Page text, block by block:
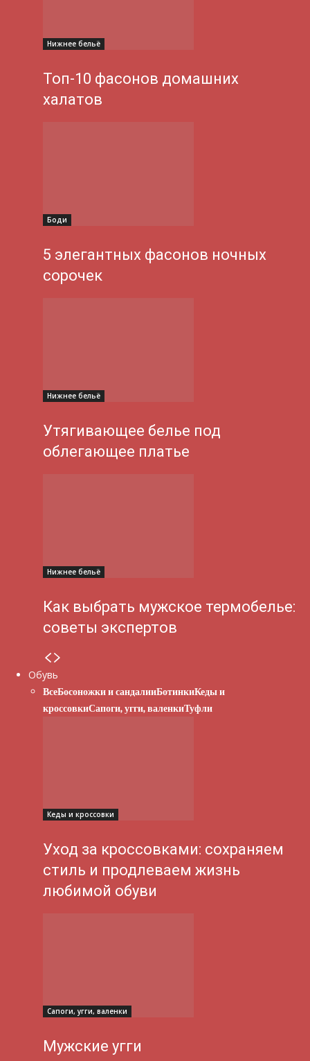
Нижнее бельё
Топ-10 фасонов домашних
халатов
Боди
5 элегантных фасонов ночных
сорочек
Нижнее бельё
Утягивающее белье под
облегающее платье
Нижнее бельё
Как выбрать мужское термобелье:
советы экспертов
Обувь
ВсеБосоножки и сандалииБотинкиКеды и
кроссовкиСапоги, угги, валенкиТуфли
Кеды и кроссовки
Уход за кроссовками: сохраняем
стиль и продлеваем жизнь
любимой обуви
Сапоги, угги, валенки
Мужские угги